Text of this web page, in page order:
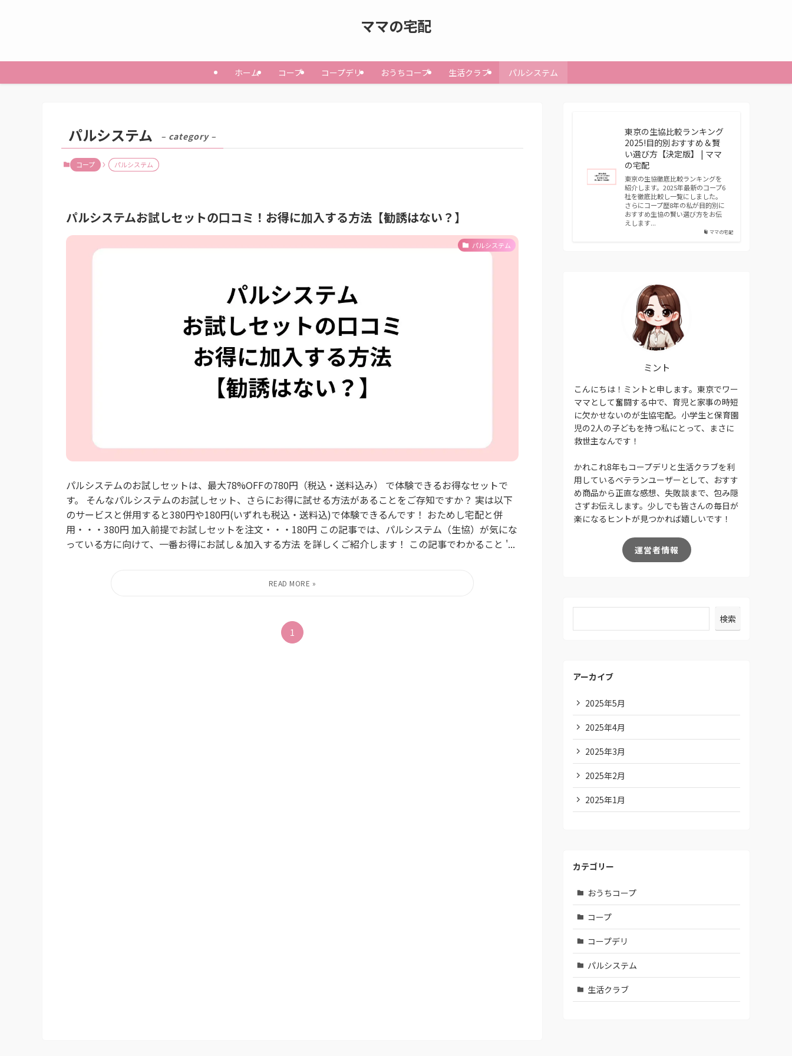
ママの宅配
ホーム コープ コープデリ おうちコープ 生活クラブ パルシステム
パルシステム – category –
コープ パルシステム
パルシステムお試しセットの口コミ！お得に加入する方法【勧誘はない？】
パルシステム
パルシステムのお試しセットは、最大78%OFFの780円（税込・送料込み） で体験できるお得なセットで
す。 そんなパルシステムのお試しセット、さらにお得に試せる方法があることをご存知ですか？ 実は以下
のサービスと併用すると380円や180円(いずれも税込・送料込)で体験できるんです！ おためし宅配と併
用・・・380円 加入前提でお試しセットを注文・・・180円 この記事では、パルシステム（生協）が気にな
っている方に向けて、一番お得にお試し＆加入する方法 を詳しくご紹介します！ この記事でわかること '...
1
ママの宅配
東京の生協比較ランキング
2025!目的別おすすめ＆賢
い選び方【決定版】 | ママ
の宅配
東京の生協徹底比較ランキングを
紹介します。2025年最新のコープ6
社を徹底比較し一覧にしました。
さらにコープ歴8年の私が目的別に
おすすめ生協の賢い選び方をお伝
えします...
ミント
こんにちは！ミントと申します。東京でワー
ママとして奮闘する中で、育児と家事の時短
に欠かせないのが生協宅配。小学生と保育園
児の2人の子どもを持つ私にとって、まさに
救世主なんです！
かれこれ8年もコープデリと生活クラブを利
用しているベテランユーザーとして、おすす
め商品から正直な感想、失敗談まで、包み隠
さずお伝えします。少しでも皆さんの毎日が
楽になるヒントが見つかれば嬉しいです！
運営者情報
検索
アーカイブ
2025年5月
2025年4月
2025年3月
2025年2月
2025年1月
カテゴリー
おうちコープ
コープ
コープデリ
パルシステム
生活クラブ